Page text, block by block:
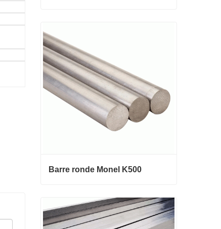
Plaque S31803
Contact maintenant
Barre ronde Monel K500
Barre ronde Monel K500